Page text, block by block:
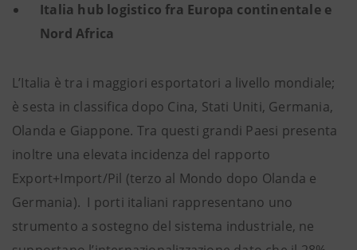
Italia hub logistico fra Europa continentale e
Nord Africa
L’Italia è tra i maggiori esportatori a livello mondiale;
è sesta in classifica dopo Cina, Stati Uniti, Germania,
Olanda e Giappone. Tra questi grandi Paesi presenta
inoltre una elevata incidenza del rapporto
Export+Import/Pil (terzo al Mondo dopo Olanda e
Germania). I porti italiani rappresentano uno
strumento a sostegno del sistema industriale, ne